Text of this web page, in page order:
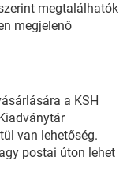
megtalálhatók
megjelenő
a KSH
van lehetőség.
postai úton lehet